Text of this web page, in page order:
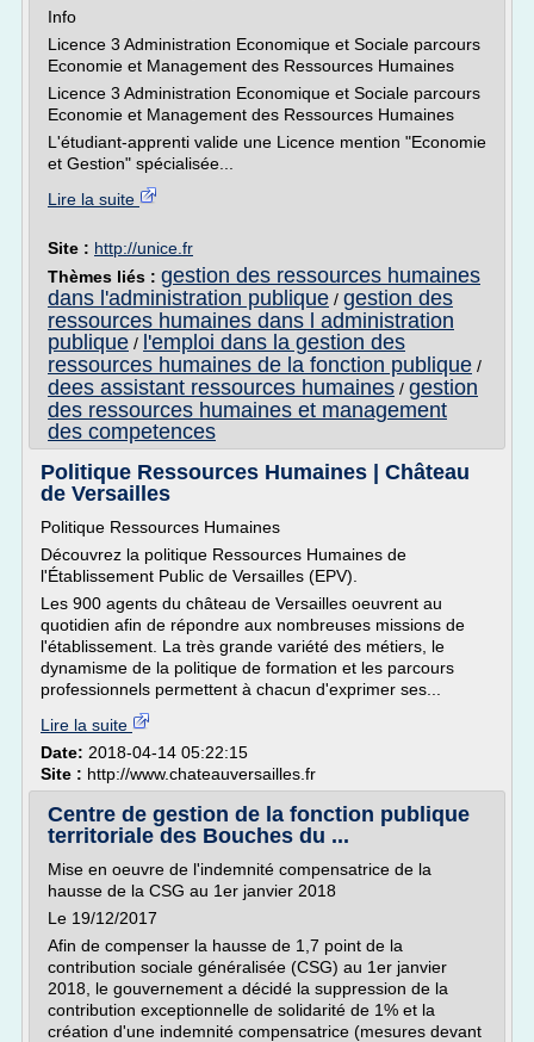
Info
Licence 3 Administration Economique et Sociale parcours
Economie et Management des Ressources Humaines
Licence 3 Administration Economique et Sociale parcours
Economie et Management des Ressources Humaines
L'étudiant-apprenti valide une Licence mention "Economie
et Gestion" spécialisée...
Lire la suite
Site : http://unice.fr
Thèmes liés : gestion des ressources humaines
dans l'administration publique / gestion des
ressources humaines dans l administration
publique / l'emploi dans la gestion des
ressources humaines de la fonction publique /
dees assistant ressources humaines / gestion
des ressources humaines et management
des competences
Politique Ressources Humaines | Château
de Versailles
Politique Ressources Humaines
Découvrez la politique Ressources Humaines de
l'Établissement Public de Versailles (EPV).
Les 900 agents du château de Versailles oeuvrent au
quotidien afin de répondre aux nombreuses missions de
l'établissement. La très grande variété des métiers, le
dynamisme de la politique de formation et les parcours
professionnels permettent à chacun d'exprimer ses...
Lire la suite
Date: 2018-04-14 05:22:15
Site : http://www.chateauversailles.fr
Centre de gestion de la fonction publique
territoriale des Bouches du ...
Mise en oeuvre de l'indemnité compensatrice de la
hausse de la CSG au 1er janvier 2018
Le 19/12/2017
Afin de compenser la hausse de 1,7 point de la
contribution sociale généralisée (CSG) au 1er janvier
2018, le gouvernement a décidé la suppression de la
contribution exceptionnelle de solidarité de 1% et la
création d'une indemnité compensatrice (mesures devant